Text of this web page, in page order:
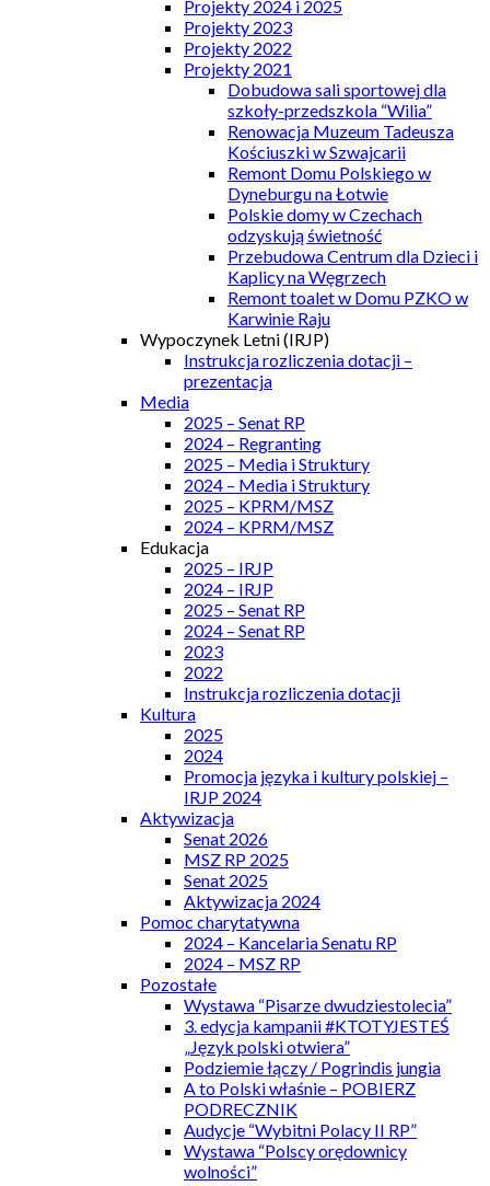
Projekty 2024 i 2025
Projekty 2023
Projekty 2022
Projekty 2021
Dobudowa sali sportowej dla
szkoły-przedszkola “Wilia”
Renowacja Muzeum Tadeusza
Kościuszki w Szwajcarii
Remont Domu Polskiego w
Dyneburgu na Łotwie
Polskie domy w Czechach
odzyskują świetność
Przebudowa Centrum dla Dzieci i
Kaplicy na Węgrzech
Remont toalet w Domu PZKO w
Karwinie Raju
Wypoczynek Letni (IRJP)
Instrukcja rozliczenia dotacji –
prezentacja
Media
2025 – Senat RP
2024 – Regranting
2025 – Media i Struktury
2024 – Media i Struktury
2025 – KPRM/MSZ
2024 – KPRM/MSZ
Edukacja
2025 – IRJP
2024 – IRJP
2025 – Senat RP
2024 – Senat RP
2023
2022
Instrukcja rozliczenia dotacji
Kultura
2025
2024
Promocja języka i kultury polskiej –
IRJP 2024
Aktywizacja
Senat 2026
MSZ RP 2025
Senat 2025
Aktywizacja 2024
Pomoc charytatywna
2024 – Kancelaria Senatu RP
2024 – MSZ RP
Pozostałe
Wystawa “Pisarze dwudziestolecia”
3. edycja kampanii #KTOTYJESTEŚ
„Język polski otwiera”
Podziemie łączy / Pogrindis jungia
A to Polski właśnie – POBIERZ
PODRECZNIK
Audycje “Wybitni Polacy II RP”
Wystawa “Polscy orędownicy
wolności”